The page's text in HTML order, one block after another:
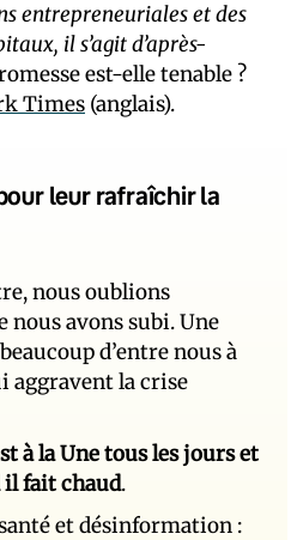
entrepreneuriales et des
il s’agit d’après-
est-elle tenable ?
Times (anglais).
leur rafraîchir la
nous oublions
nous avons subi. Une
d’entre nous à
aggravent la crise
à la Une tous les jours et
il fait chaud.
et désinformation :